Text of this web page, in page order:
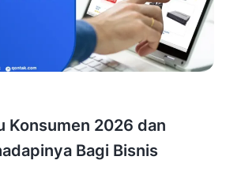
Konsumen 2026 dan
Bagi Bisnis